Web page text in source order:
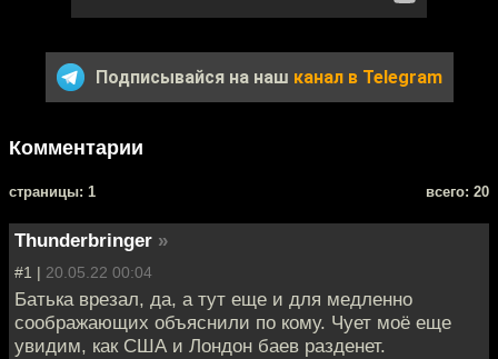
Подписывайся на наш канал в Telegram
Комментарии
cтраницы: 1 всего: 20
Thunderbringer »
#1 | 20.05.22 00:04
Батька врезал, да, а тут еще и для медленно
соображающих объяснили по кому. Чует моё еще
увидим, как США и Лондон баев разденет.